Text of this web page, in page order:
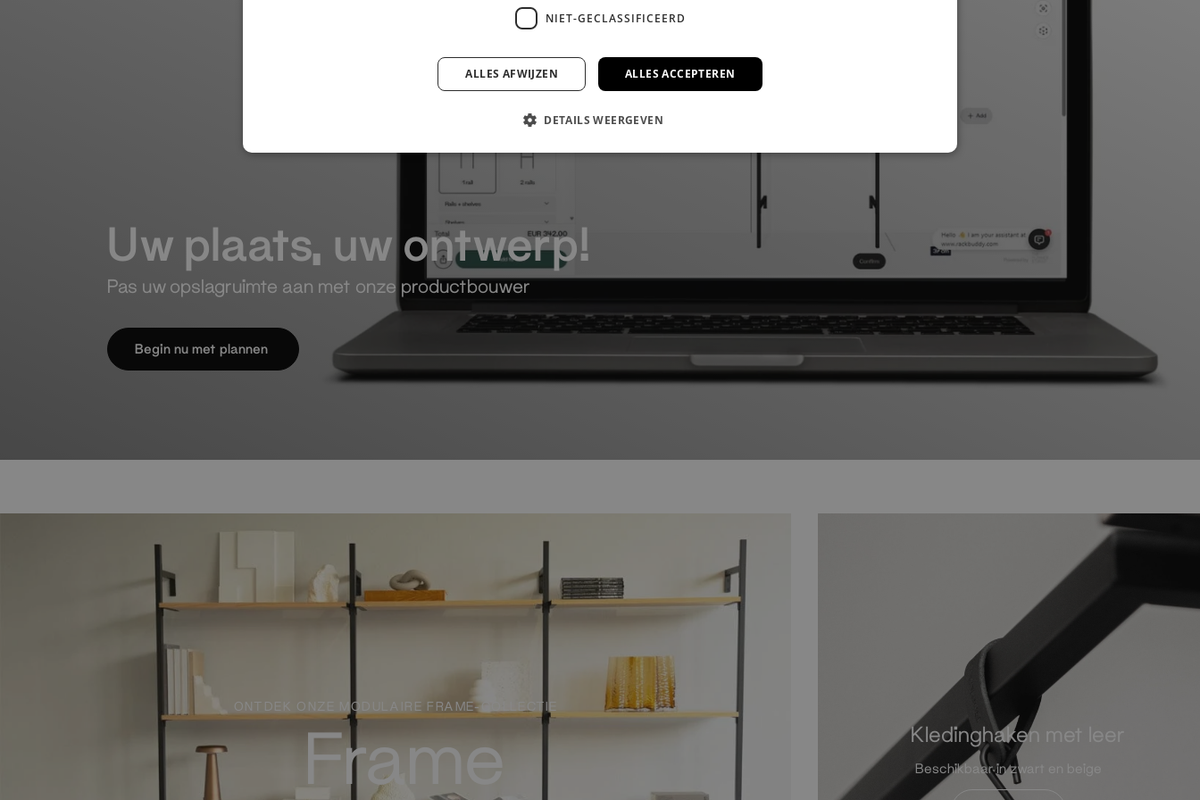
Uw plaats, uw ontwerp!
Pas uw opslagruimte aan met onze productbouwer
Begin nu met plannen
ONTDEK ONZE MODULAIRE FRAME-COLLECTIE
Frame Kledinghaken met leer
Beschikbaar in zwart en beige
NIET-GECLASSIFICEERD
ALLES ACCEPTEREN
ALLES AFWIJZEN
DETAILS WEERGEVEN